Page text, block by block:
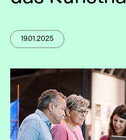
19.01.2025